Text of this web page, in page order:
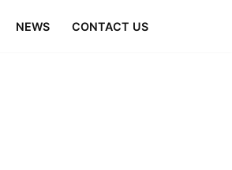
NEWS CONTACT US